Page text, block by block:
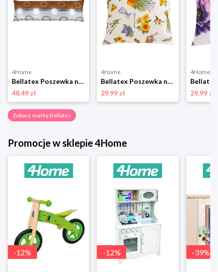
4Home
Bellatex Poszewka na poduszkę relaksacyjną Promień brązowy, 50 x 145 cm, 50 x 145 cm
48.49 zł
4Home
Bellatex Poszewka na poduszkę EMA Lawenda fioletowy, żółty, 45 x 45 cm
29.99 zł
4Home
29.99 zł
Zobacz markę Bellatex
Promocje w sklepie 4Home
-12% -12% -39%